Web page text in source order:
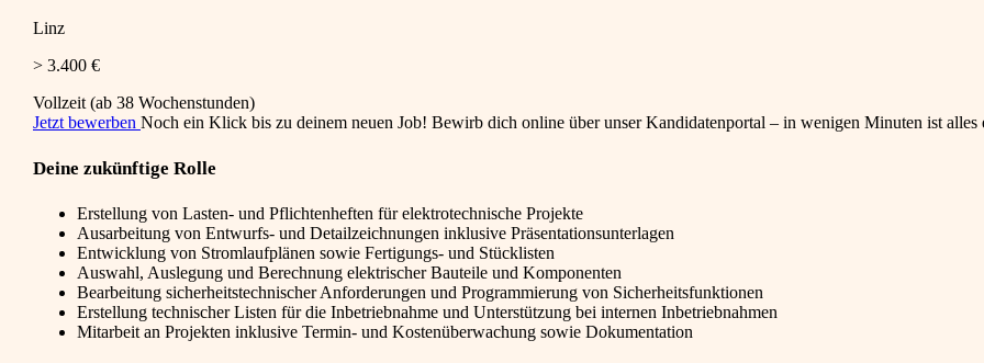
Linz
> 3.400 €
Vollzeit (ab 38 Wochenstunden)
Jetzt bewerben Noch ein Klick bis zu deinem neuen Job! Bewirb dich online über unser Kandidatenportal – in wenigen Minuten ist alles
Deine zukünftige Rolle
Erstellung von Lasten- und Pflichtenheften für elektrotechnische Projekte
Ausarbeitung von Entwurfs- und Detailzeichnungen inklusive Präsentationsunterlagen
Entwicklung von Stromlaufplänen sowie Fertigungs- und Stücklisten
Auswahl, Auslegung und Berechnung elektrischer Bauteile und Komponenten
Bearbeitung sicherheitstechnischer Anforderungen und Programmierung von Sicherheitsfunktionen
Erstellung technischer Listen für die Inbetriebnahme und Unterstützung bei internen Inbetriebnahmen
Mitarbeit an Projekten inklusive Termin- und Kostenüberwachung sowie Dokumentation